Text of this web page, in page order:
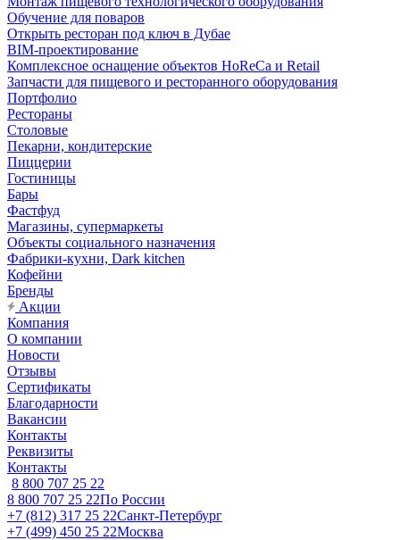
Обучение для поваров
Открыть ресторан под ключ в Дубае
BIM-проектирование
Комплексное оснащение объектов HoReCa и Retail
Запчасти для пищевого и ресторанного оборудования
Портфолио
Рестораны
Столовые
Пекарни, кондитерские
Пиццерии
Гостиницы
Бары
Фастфуд
Магазины, супермаркеты
Объекты социального назначения
Фабрики-кухни, Dark kitchen
Кофейни
Бренды
Акции
Компания
О компании
Новости
Отзывы
Сертификаты
Благодарности
Вакансии
Контакты
Реквизиты
Контакты
8 800 707 25 22
8 800 707 25 22По России
+7 (812) 317 25 22Санкт-Петербург
+7 (499) 450 25 22Москва